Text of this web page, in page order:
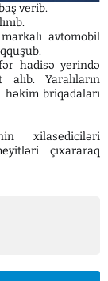
verib.
avtomobil
hadisə yerində
Yaralıların
həkim briqadaları
xilasediciləri
çıxararaq